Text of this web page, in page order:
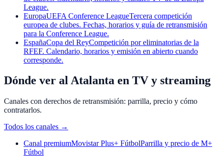
League.
EuropaUEFA Conference LeagueTercera competición
europea de clubes. Fechas, horarios y guía de retransmisión
para la Conference League.
EspañaCopa del ReyCompetición por eliminatorias de la
RFEF. Calendario, horarios y emisión en abierto cuando
corresponde.
Dónde ver al Atalanta en TV y streaming
Canales con derechos de retransmisión: parrilla, precio y cómo
contratarlos.
Todos los canales →
Canal premiumMovistar Plus+ FútbolParrilla y precio de M+
Fútbol